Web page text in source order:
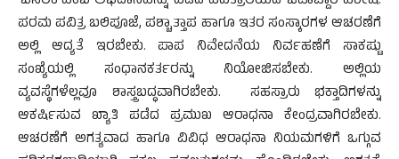
ಪರಮ ಪವಿತ್ರ ಬಲಿಪೂಜೆ, ಪಶ್ಚಾತ್ತಾಪ ಹಾಗೂ ಇತರ ಸಂಸ್ಕಾರಗಳ ಆಚರಣೆಗೆ
ಅಲ್ಲಿ ಆದ್ಯತೆ ಇರಬೇಕು. ಪಾಪ ನಿವೇದನೆಯ ನಿರ್ವಹಣೆಗೆ ಸಾಕಷ್ಟು
ಸಂಖ್ಯೆಯಲ್ಲಿ ಸಂಧಾನಕರ್ತರನ್ನು ನಿಯೋಜಿಸಬೇಕು. ಅಲ್ಲಿಯ
ವ್ಯವಸ್ಥೆಗಳೆಲ್ಲವೂ ಶಾಸ್ತ್ರಬದ್ಧವಾಗಿರಬೇಕು. ಸಹಸ್ರಾರು ಭಕ್ತಾದಿಗಳನ್ನು
ಆಕರ್ಷಿಸುವ ಖ್ಯಾತಿ ಪಡೆದ ಪ್ರಮುಖ ಆರಾಧನಾ ಕೇಂದ್ರವಾಗಿರಬೇಕು.
ಆಚರಣೆಗೆ ಅಗತ್ಯವಾದ ಹಾಗೂ ವಿವಿಧ ಆರಾಧನಾ ನಿಯಮಗಳಿಗೆ ಒಗ್ಗುವ